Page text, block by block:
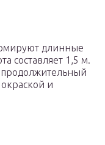
длинные
составляет 1,5 м.
и